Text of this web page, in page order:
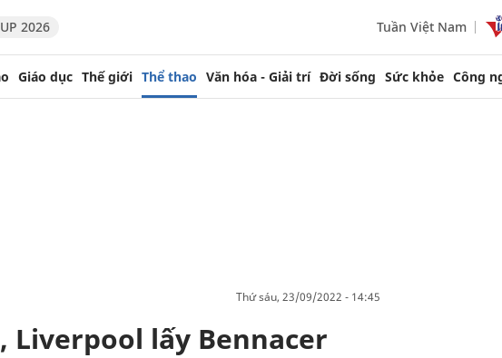
2026 Tuần Việt Nam
Giáo dục Thế giới Thể thao Văn hóa - Giải trí Đời sống Sức khỏe Công
thứ sáu, 23/09/2022 - 14:45
Liverpool lấy Bennacer